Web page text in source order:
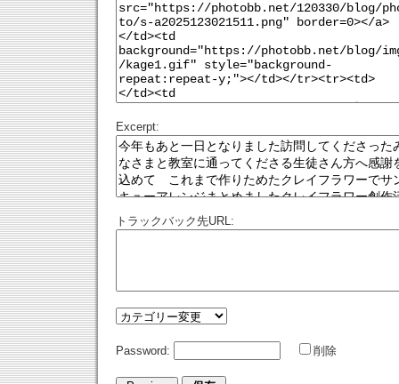
Excerpt:
トラックバック先URL:
Password: 削除